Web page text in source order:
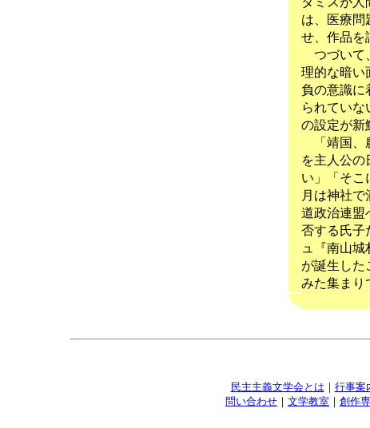
は、医療問
せ、作品を
つづいて
理的な暗い
負の意識に
られていな
の設定が新
「靖国、
を主人公の
い」「そこ
月は神社
道政治連盟
否する氏子
ュ『南山
が誕生した
みた集まり
民主主義文学会とは ｜ 行事案
問い合わせ ｜ 文学教室 ｜ 創作